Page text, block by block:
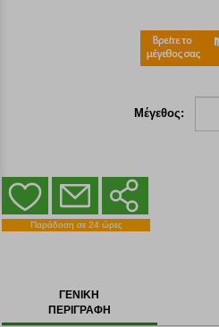
Μέγεθος:
Παράδοση σε 24 ώρες
ΓΕΝΙΚΗ
ΠΕΡΙΓΡΑΦΗ